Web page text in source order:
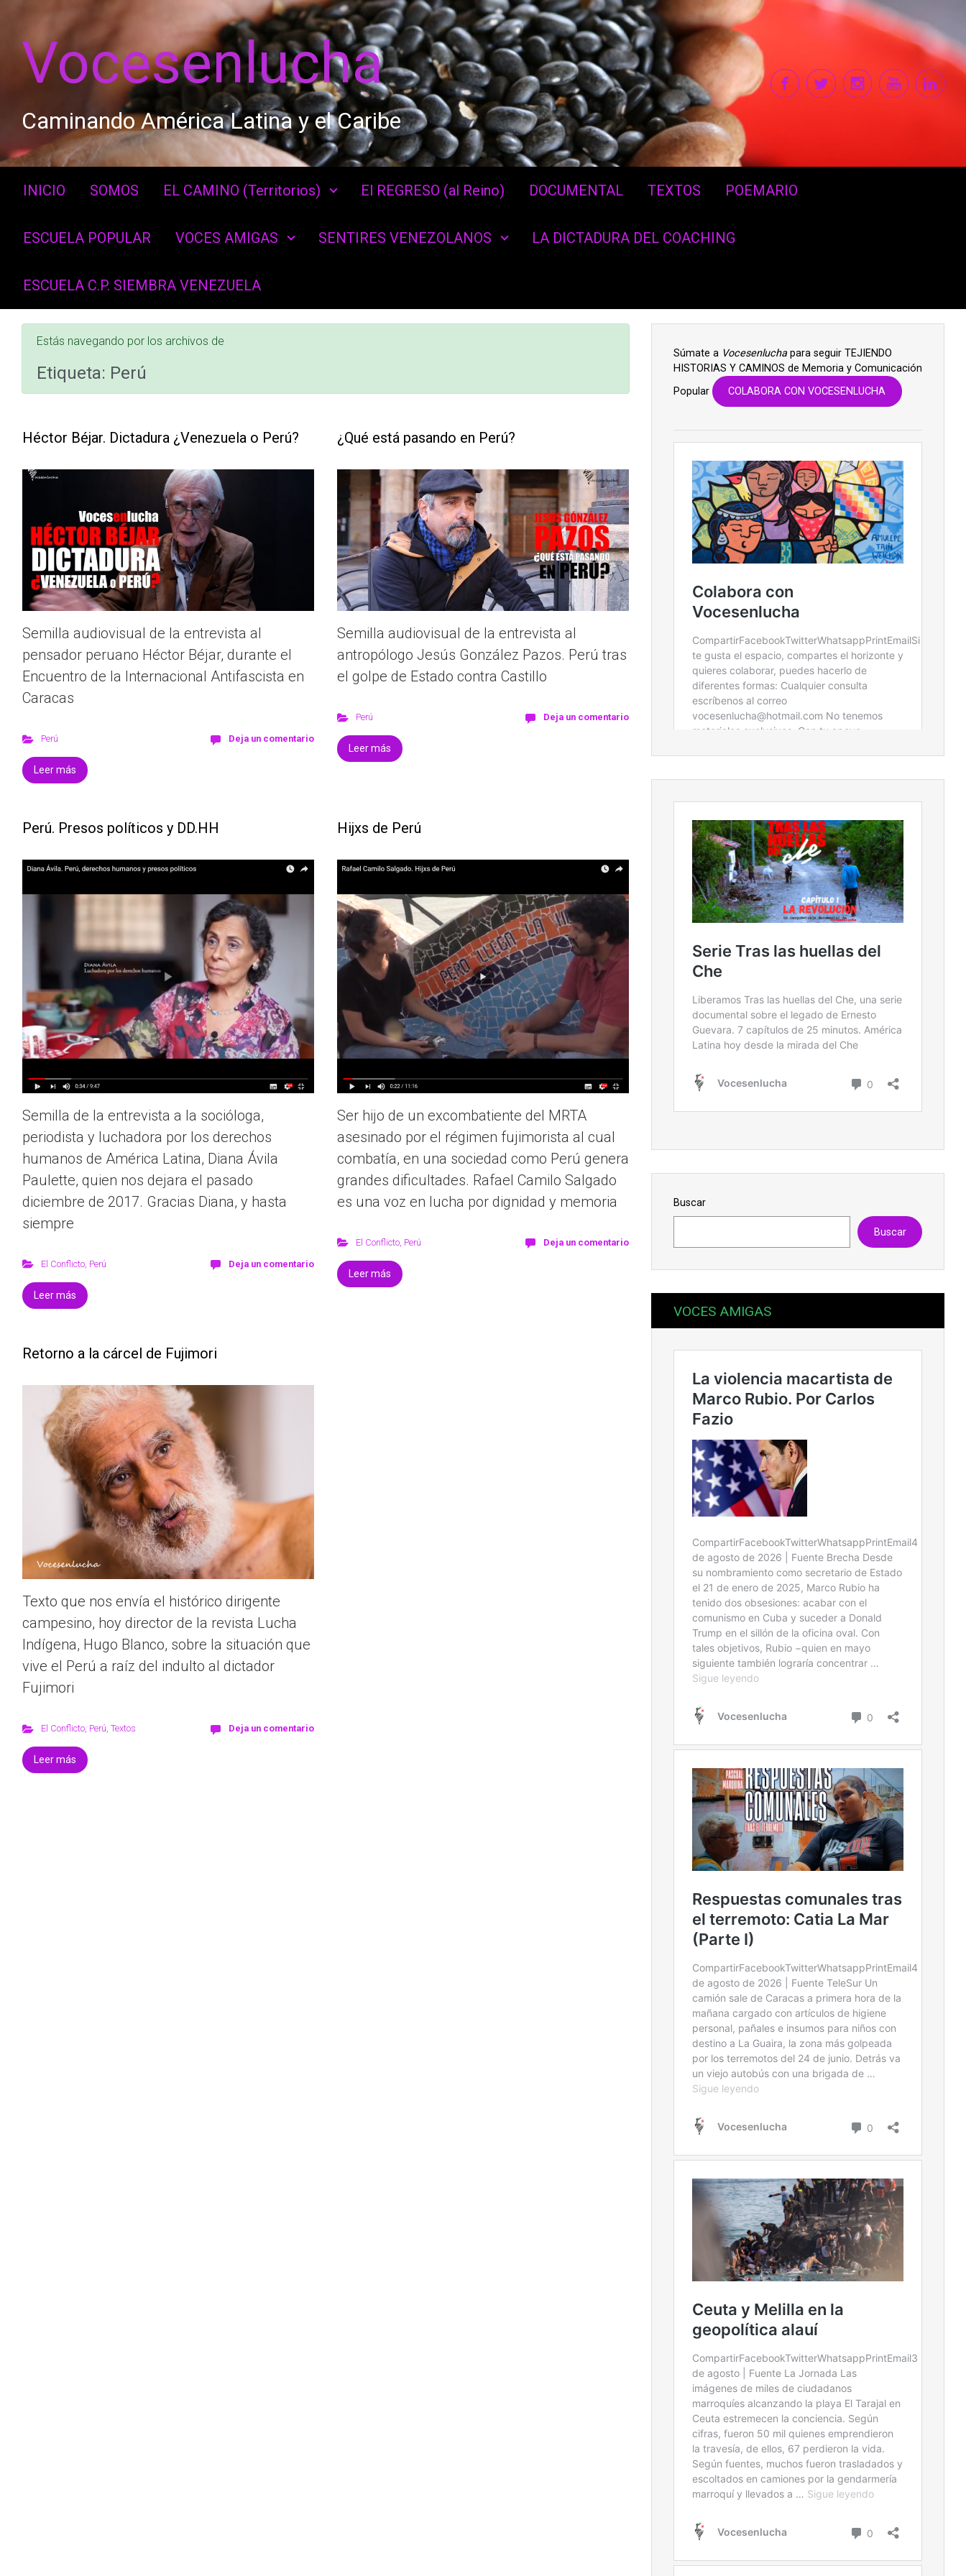
Vocesenlucha
Caminando América Latina y el Caribe
INICIO SOMOS EL CAMINO (Territorios) El REGRESO (al Reino) DOCUMENTAL TEXTOS POEMARIO
ESCUELA POPULAR VOCES AMIGAS SENTIRES VENEZOLANOS LA DICTADURA DEL COACHING
ESCUELA C.P. SIEMBRA VENEZUELA
Estás navegando por los archivos de
Etiqueta: Perú
Héctor Béjar. Dictadura ¿Venezuela o Perú?
Semilla audiovisual de la entrevista al
pensador peruano Héctor Béjar, durante el
Encuentro de la Internacional Antifascista en
Caracas
Perú Deja un comentario
Leer más
¿Qué está pasando en Perú?
Semilla audiovisual de la entrevista al
antropólogo Jesús González Pazos. Perú tras
el golpe de Estado contra Castillo
Perú Deja un comentario
Leer más
Perú. Presos políticos y DD.HH
Semilla de la entrevista a la socióloga,
periodista y luchadora por los derechos
humanos de América Latina, Diana Ávila
Paulette, quien nos dejara el pasado
diciembre de 2017. Gracias Diana, y hasta
siempre
El Conflicto, Perú Deja un comentario
Leer más
Hijxs de Perú
Ser hijo de un excombatiente del MRTA
asesinado por el régimen fujimorista al cual
combatía, en una sociedad como Perú genera
grandes dificultades. Rafael Camilo Salgado
es una voz en lucha por dignidad y memoria
El Conflicto, Perú Deja un comentario
Leer más
Retorno a la cárcel de Fujimori
Texto que nos envía el histórico dirigente
campesino, hoy director de la revista Lucha
Indígena, Hugo Blanco, sobre la situación que
vive el Perú a raíz del indulto al dictador
Fujimori
El Conflicto, Perú, Textos Deja un comentario
Leer más
Súmate a Vocesenluchapara seguir TEJIENDO
HISTORIAS Y CAMINOS de Memoria y Comunicación
Popular
COLABORA CON VOCESENLUCHA
Buscar
Buscar
VOCES AMIGAS